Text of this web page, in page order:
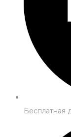
Бесплатная